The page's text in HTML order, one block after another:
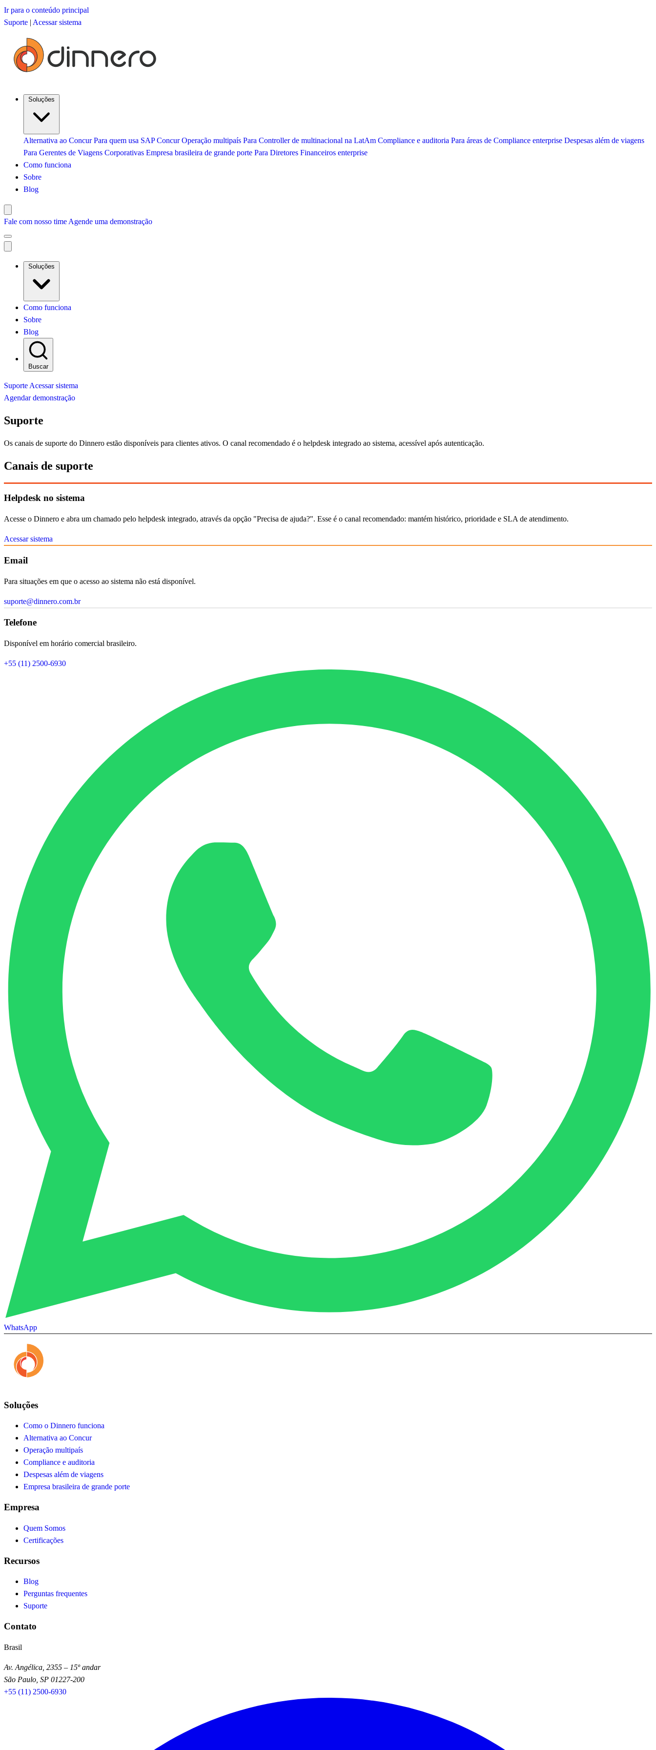
Ir para o conteúdo principal
Suporte | Acessar sistema
Alternativa ao Concur Para quem usa SAP Concur Operação multipaís Para Controller de multinacional na LatAm Compliance e auditoria Para áreas de Compliance enterprise Despesas além de viagens
Para Gerentes de Viagens Corporativas Empresa brasileira de grande porte Para Diretores Financeiros enterprise
Como funciona
Sobre
Blog
Fale com nosso time Agende uma demonstração
Como funciona
Sobre
Blog
Buscar
Suporte Acessar sistema
Agendar demonstração
Suporte
Os canais de suporte do Dinnero estão disponíveis para clientes ativos. O canal recomendado é o helpdesk integrado ao sistema, acessível após autenticação.
Canais de suporte
Helpdesk no sistema
Acesse o Dinnero e abra um chamado pelo helpdesk integrado, através da opção "Precisa de ajuda?". Esse é o canal recomendado: mantém histórico, prioridade e SLA de atendimento.
Acessar sistema
Email
Para situações em que o acesso ao sistema não está disponível.
suporte@dinnero.com.br
Telefone
Disponível em horário comercial brasileiro.
+55 (11) 2500-6930
WhatsApp
Soluções
Como o Dinnero funciona
Alternativa ao Concur
Operação multipaís
Compliance e auditoria
Despesas além de viagens
Empresa brasileira de grande porte
Empresa
Quem Somos
Certificações
Recursos
Blog
Perguntas frequentes
Suporte
Contato
Brasil
Av. Angélica, 2355 – 15º andar
São Paulo, SP 01227-200
+55 (11) 2500-6930